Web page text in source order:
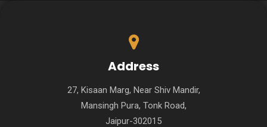
Address
27, Kisaan Marg, Near Shiv Mandir,
Mansingh Pura, Tonk Road,
Jaipur-302015